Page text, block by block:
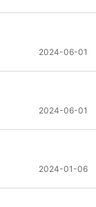
2024-06-01
2024-06-01
2024-01-06